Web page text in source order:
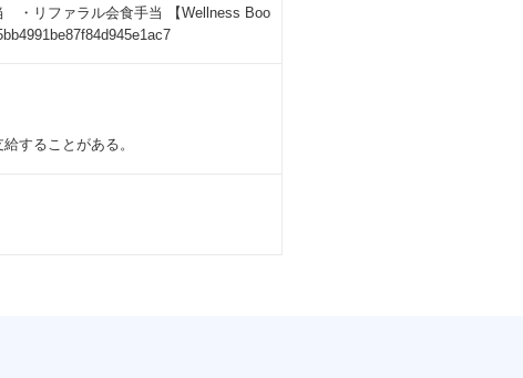
・リファラル会食手当 【Wellness Boo
することがある。